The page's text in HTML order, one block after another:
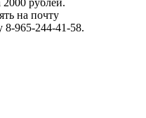
на почту
8-965-244-41-58.